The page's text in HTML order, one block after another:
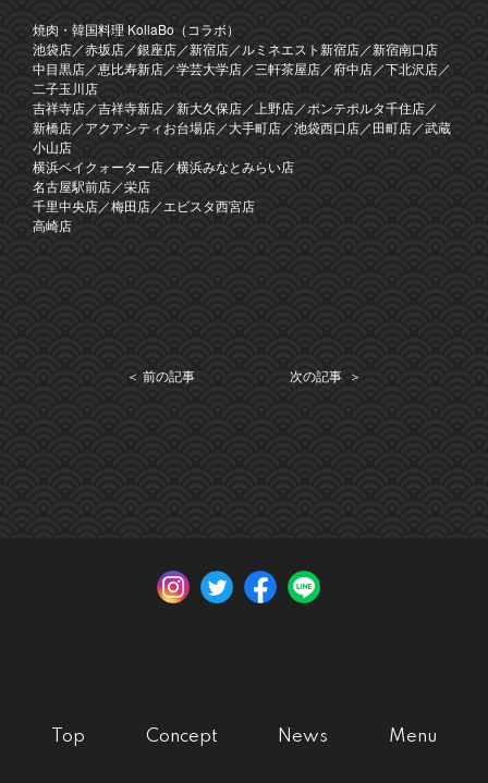
焼肉・韓国料理 KollaBo（コラボ）
池袋店／赤坂店／銀座店／新宿店／ルミネエスト新宿店／新宿南口店
中目黒店／恵比寿新店／学芸大学店／三軒茶屋店／府中店／下北沢店／
二子玉川店
吉祥寺店／吉祥寺新店／新大久保店／上野店／ポンテポルタ千住店／
新橋店／アクアシティお台場店／大手町店／池袋西口店／田町店／武蔵
小山店
横浜ベイクォーター店／横浜みなとみらい店
名古屋駅前店／栄店
千里中央店／梅田店／エビスタ西宮店
高崎店
＜ 前の記事 次の記事 ＞
Top Concept News Menu